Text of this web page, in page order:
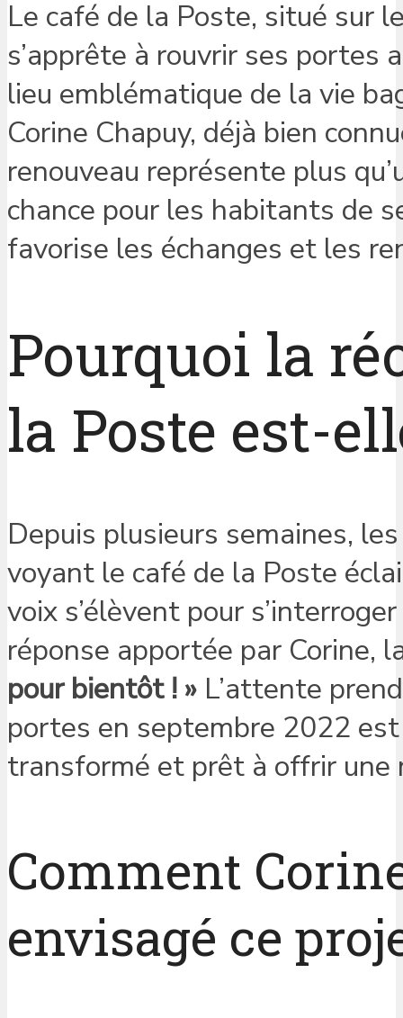
Le café de la Poste, situé sur
s’apprête à rouvrir ses portes
lieu emblématique de la vie
Corine Chapuy, déjà bien
renouveau représente plus
chance pour les habitants de
favorise les échanges et les
Pourquoi la
la Poste est-
Depuis plusieurs semaines,
voyant le café de la Poste
voix s’élèvent pour
réponse apportée par Corine,
pour bientôt ! » L’attente
portes en septembre 2022
transformé et prêt à offrir une
Comment
envisagé ce